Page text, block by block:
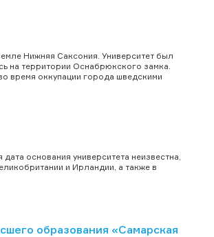
Нижняя Саксония. Университет был
на территории Оснабрюкского замка.
время оккупации города шведскими
основания университета неизвестна,
и Ирландии, а также в
образования «Самарская